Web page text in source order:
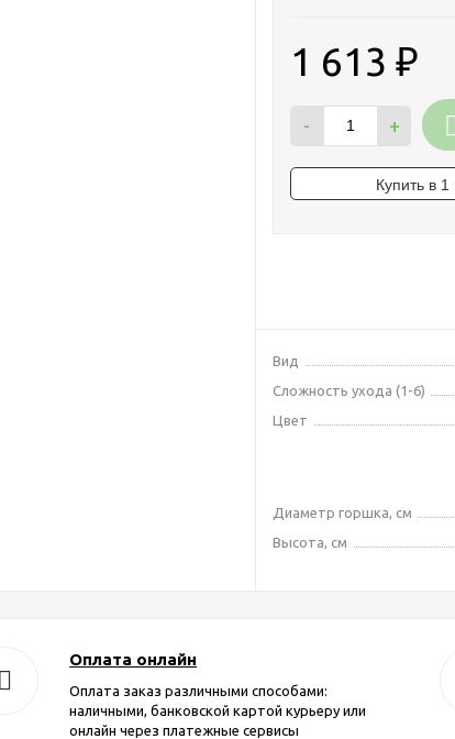
1 613₽
- +
Вид
Сложность ухода (1-6)
Цвет
Диаметр горшка, см
Высота, см
Оплата онлайн
Оплата заказ различными способами:
наличными, банковской картой курьеру или
онлайн через платежные сервисы